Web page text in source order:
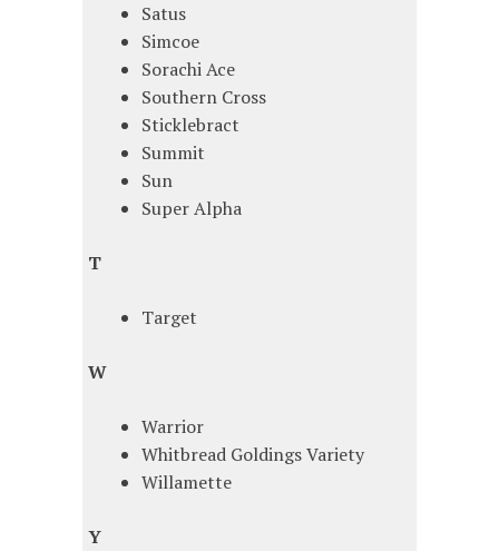
Satus
Simcoe
Sorachi Ace
Southern Cross
Sticklebract
Summit
Sun
Super Alpha
T
Target
W
Warrior
Whitbread Goldings Variety
Willamette
Y